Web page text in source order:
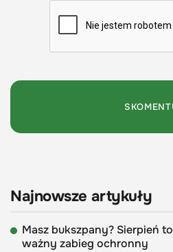
Najnowsze artykuły
Masz bukszpany? Sierpień
ważny zabieg ochronny